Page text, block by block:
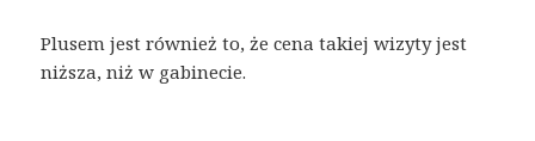
Plusem jest również to, że cena takiej wizyty jest
niższa, niż w gabinecie.